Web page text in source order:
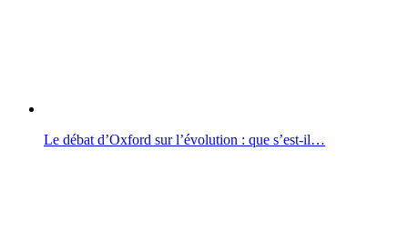
Le débat d’Oxford sur l’évolution : que s’est-il…